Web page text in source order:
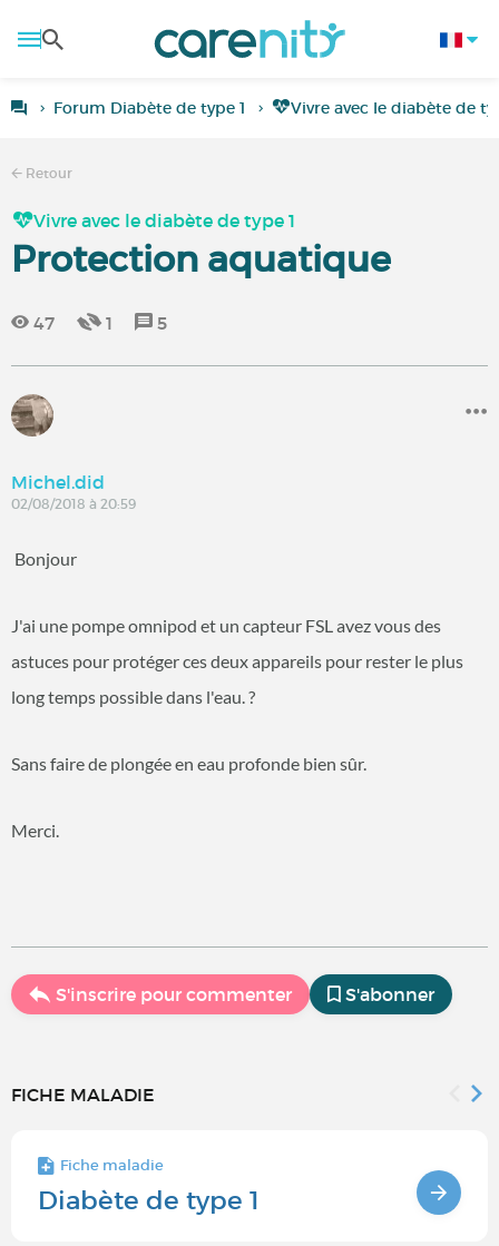
Forum Diabète de type 1 Vivre avec le diabète de
Retour
Vivre avec le diabète de type 1
Protection aquatique
47 1 5
Michel.did
02/08/2018 à 20:59
Bonjour
J'ai une pompe omnipod et un capteur FSL avez vous des
astuces pour protéger ces deux appareils pour rester le plus
long temps possible dans l'eau. ?
Sans faire de plongée en eau profonde bien sûr.
Merci.
S'inscrire pour commenter S'abonner
FICHE MALADIE
Fiche maladie
Diabète de type 1